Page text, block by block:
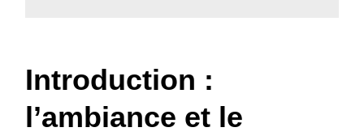
Introduction :
l’ambiance et le